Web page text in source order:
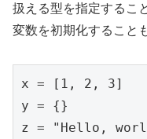
扱える型を指定するこ
変数を初期化すること
x = [ 1 , 2 , 3]
y = {}
z =
"Hello,